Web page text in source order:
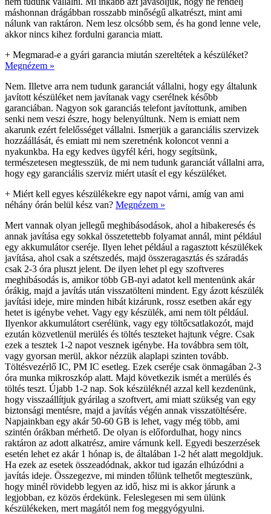
máshonnan drágábban rosszabb minőségű alkatrészt, mint ami
nálunk van raktáron. Nem lesz olcsóbb sem, és ha gond lenne vele,
akkor nincs kihez fordulni garancia miatt.
+ Megmarad-e a gyári garancia miután szereltétek a készüléket?
Megnézem »
Nem. Illetve arra nem tudunk garanciát vállalni, hogy egy általunk
javított készüléket nem javítanak vagy cserélnek később
garanciában. Nagyon sok garanciás telefont javítottunk, amiben
senki nem veszi észre, hogy belenyúltunk. Nem is emiatt nem
akarunk ezért felelősséget vállalni. Ismerjük a garanciális szervizek
hozzáállását, és emiatt mi nem szeretnénk koloncot venni a
nyakunkba. Ha egy kedves ügyfél kéri, hogy segítsünk,
természetesen megtesszük, de mi nem tudunk garanciát vállalni arra,
hogy egy garanciális szerviz miért utasít el egy készüléket.
+ Miért kell egyes készülékekre egy napot várni, amíg van ami
néhány órán belül kész van? Megnézem »
Mert vannak olyan jellegű meghibásodások, ahol a hibakeresés és
annak javítása egy sokkal összetettebb folyamat annál, mint például
egy akkumulátor cseréje. Ilyen lehet például a ragasztott készülékek
javítása, ahol csak a szétszedés, majd összeragasztás és száradás
csak 2-3 óra pluszt jelent. De ilyen lehet pl egy szoftveres
meghibásodás is, amikor több GB-nyi adatot kell mentenünk akár
órákig, majd a javítás után visszatölteni mindent. Egy ázott készülék
javítási ideje, mire minden hibát kizárunk, rossz esetben akár egy
hetet is igénybe vehet. Vagy egy készülék, ami nem tölt például.
Ilyenkor akkumulátort cserélünk, vagy egy töltőcsatlakozót, majd
ezután közvetlenül merülés és töltés teszteket hajtunk végre. Csak
ezek a tesztek 1-2 napot vesznek igénybe. Ha továbbra sem tölt,
vagy gyorsan merül, akkor nézzük alaplapi szinten tovább.
Töltésvezérlő IC, PM IC esetleg. Ezek cseréje csak önmagában 2-3
óra munka mikroszkóp alatt. Majd következik ismét a merülés és
töltés teszt. Újabb 1-2 nap. Sok készüléknél azzal kell kezdenünk,
hogy visszaállítjuk gyárilag a szoftvert, ami miatt szükség van egy
biztonsági mentésre, majd a javítás végén annak visszatöltésére.
Napjainkban egy akár 50-60 GB is lehet, vagy még több, ami
szintén órákban mérhető. De olyan is előfordulhat, hogy nincs
raktáron az adott alkatrész, amire várnunk kell. Egyedi beszerzések
esetén lehet ez akár 1 hónap is, de általában 1-2 hét alatt megoldjuk.
Ha ezek az esetek összeadódnak, akkor tud igazán elhúzódni a
javítás ideje. Összegezve, mi minden tőlünk telhetőt megteszünk,
hogy minél rövidebb legyen az idő, hisz mi is akkor járunk a
legjobban, ez közös érdekünk. Feleslegesen mi sem ülünk
készülékeken, mert magától nem fog meggyógyulni.